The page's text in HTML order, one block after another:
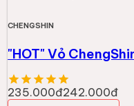
CHENGSHIN
"HOT" Vỏ
235.000đ242.000đ